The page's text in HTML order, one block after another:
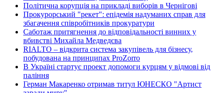
Політична корупція на прикладі виборів в Чернігові
Прокурорський "рекет": епідемія надуманих справ для
збагачення співробітників прокуратури
Саботаж притягнення до відповідальності винних у
вбивстві Михайла Медведєва
RIALTO – відкрита система закупівель для бізнесу,
побудована на принципах ProZorro
В Україні стартує проект допомоги курцям у відмові від
паління
Герман Макаренко отримав титул ЮНЕСКО "Артист